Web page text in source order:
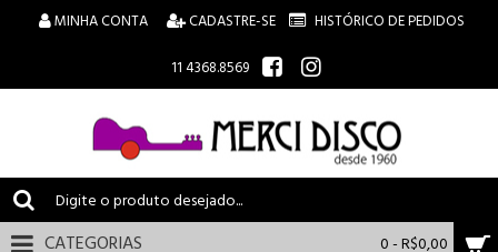
MINHA CONTA CADASTRE-SE
HISTÓRICO DE PEDIDOS
11 4368.8569
0 - R$0,00
CATEGORIAS